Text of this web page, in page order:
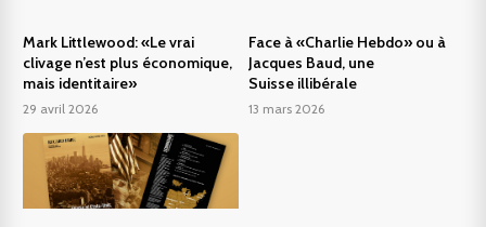
Mark Littlewood: «Le vrai
clivage n’est plus économique,
mais identitaire»
29 avril 2026
Face à «Charlie Hebdo» ou à
Jacques Baud, une
Suisse illibérale
13 mars 2026